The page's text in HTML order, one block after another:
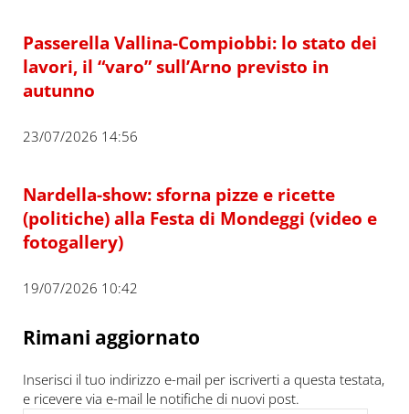
Passerella Vallina-Compiobbi: lo stato dei
lavori, il “varo” sull’Arno previsto in
autunno
23/07/2026 14:56
Nardella-show: sforna pizze e ricette
(politiche) alla Festa di Mondeggi (video e
fotogallery)
19/07/2026 10:42
Rimani aggiornato
Inserisci il tuo indirizzo e-mail per iscriverti a questa testata,
e ricevere via e-mail le notifiche di nuovi post.